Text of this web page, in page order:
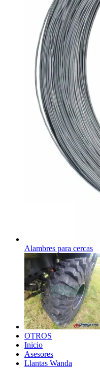
Alambres para cercas
OTROS
Inicio
Asesores
Llantas Wanda